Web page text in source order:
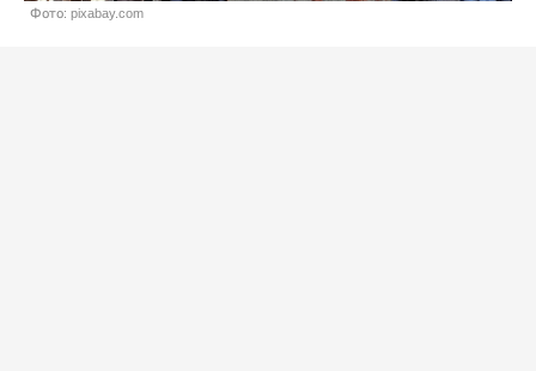
Фото: pixabay.com